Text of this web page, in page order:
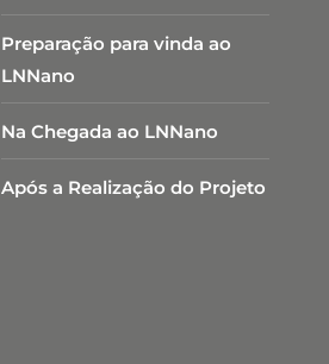
Preparação para vinda ao
LNNano
Na Chegada ao LNNano
Após a Realização do Projeto